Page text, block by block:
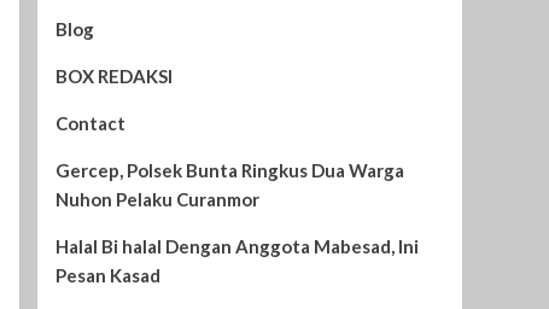
Blog
BOX REDAKSI
Contact
Gercep, Polsek Bunta Ringkus Dua Warga
Nuhon Pelaku Curanmor
Halal Bi halal Dengan Anggota Mabesad, Ini
Pesan Kasad